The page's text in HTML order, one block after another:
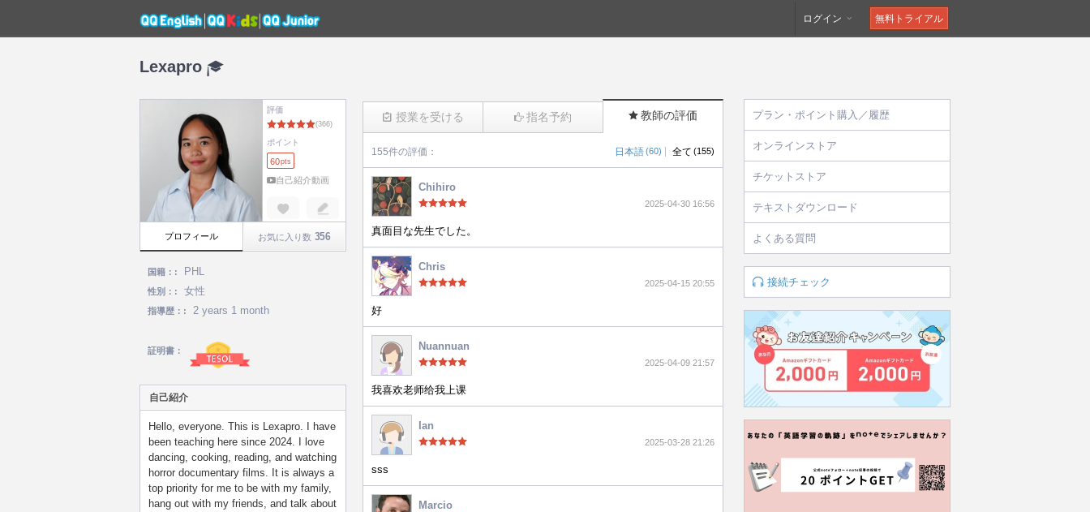
ログイン 無料トライアル
Lexapro
評価
(366)
ポイント
60pts
自己紹介動画
プロフィール お気に入り数 356
国籍：: PHL
性別：: 女性
指導歴：: 2 years 1 month
証明書：
自己紹介
Hello, everyone. This is Lexapro. I have
been teaching here since 2024. I love
dancing, cooking, reading, and watching
horror documentary films. It is always a
top priority for me to be with my family,
hang out with my friends, and talk about
授業を受ける 指名予約 教師の評価
155件の評価： 日本語(60) | 全て (155)
Chihiro
2025-04-30 16:56
真面目な先生でした。
Chris
2025-04-15 20:55
好
Nuannuan
2025-04-09 21:57
我喜欢老师给我上课
Ian
2025-03-28 21:26
sss
Marcio
プラン・ポイント購入／履歴
オンラインストア
チケットストア
テキストダウンロード
よくある質問
接続チェック